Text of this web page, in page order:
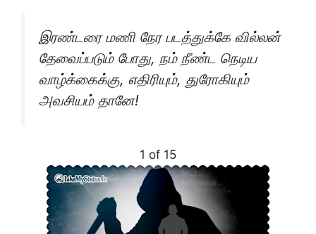
இரண்டரை மணி நேர படத்துக்கே வில்லன்
தேவைப்படும் போது, நம் நீண்ட நெடிய
வாழ்க்கைக்கு, எதிரியும், துரோகியும்
அவசியம் தானே!
1 of 15